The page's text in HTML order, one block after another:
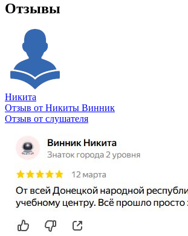
Отзывы
Никита
Отзыв от Никиты Винник
Отзыв от слушателя